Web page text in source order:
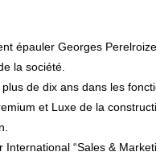
la société.
de dix ans dans les
et Luxe de la
International “Sales &